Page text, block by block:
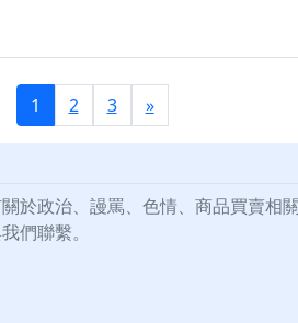
1 2 3 »
於政治、謾罵、色情、商品買賣相
們聯繫。